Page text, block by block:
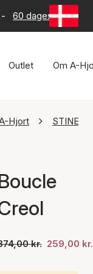
- 60 dages returret
Outlet Om A-
Hjort STINE A
kr. 259,00 kr.